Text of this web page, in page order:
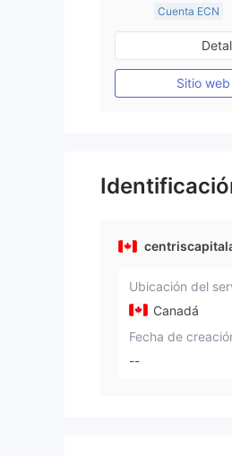
Cuenta ECN
De 15 a 20
Supervisión
Licencia
Sitio
Ubicación del
Canadá
Fecha de
--